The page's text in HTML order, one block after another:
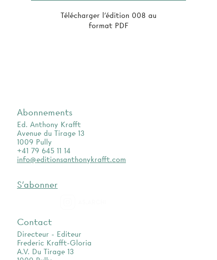
Télécharger l'édition 008 au
format PDF
Abonnements
Ed. Anthony Krafft
Avenue du Tirage 13
1009 Pully
+41 79 645 11 14
info@editionsanthonykrafft.com
S'abonner
Contact
Directeur - Editeur
Frederic Krafft-Gloria
A.V. Du Tirage 13